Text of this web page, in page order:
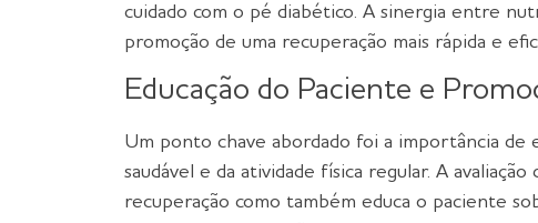
cuidado com o pé diabético. A sinergia entre
promoção de uma recuperação mais rápida e
Educação do Paciente e
Um ponto chave abordado foi a importância de
saudável e da atividade física regular. A
recuperação como também educa o paciente